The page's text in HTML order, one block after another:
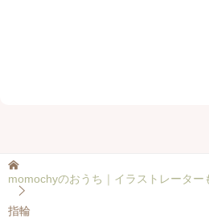
momochyのおうち｜イラストレーター
指輪